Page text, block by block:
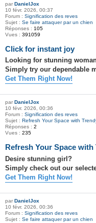
par DanielJox
10 févr. 2026, 00:37
Forum : Signification des reves
Sujet : Se faire attaquer par un chien
Réponses : 105
Vues : 391059
Click for instant joy
Looking for stunning
Simply try our dependable
Get Them Right Now!
par DanielJox
10 févr. 2026, 00:36
Forum : Signification des reves
Sujet : Refresh Your Space with
Réponses : 2
Vues : 235
Refresh Your Space
Desire stunning girl?
Simply check out our
Get Them Right Now!
par DanielJox
10 févr. 2026, 00:36
Forum : Signification des reves
Sujet : Se faire attaquer par un chien